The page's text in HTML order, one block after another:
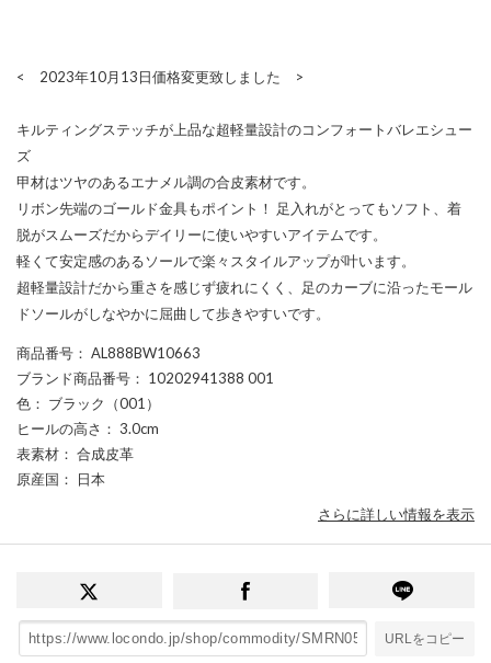
< 2023年10月13日価格変更致しました >
キルティングステッチが上品な超軽量設計のコンフォートバレエシュー
ズ
甲材はツヤのあるエナメル調の合皮素材です。
リボン先端のゴールド金具もポイント！ 足入れがとってもソフト、着
脱がスムーズだからデイリーに使いやすいアイテムです。
軽くて安定感のあるソールで楽々スタイルアップが叶います。
超軽量設計だから重さを感じず疲れにくく、足のカーブに沿ったモール
ドソールがしなやかに屈曲して歩きやすいです。
商品番号 ： AL888BW10663
ブランド商品番号 ： 10202941388 001
色 ： ブラック（001）
ヒールの高さ ： 3.0cm
表素材 ： 合成皮革
原産国 ： 日本
さらに詳しい情報を表示
URLをコピー